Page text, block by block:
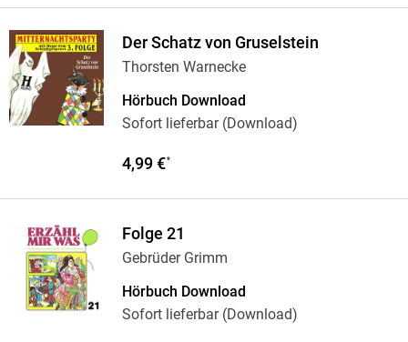
Der Schatz von Gruselstein
Thorsten Warnecke
Hörbuch Download
Sofort lieferbar (Download)
4,99 €*
Folge 21
Gebrüder Grimm
Hörbuch Download
Sofort lieferbar (Download)